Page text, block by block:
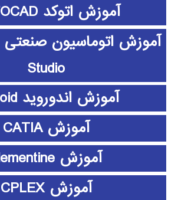
آموزش اتوکد AUTOCAD
Studio
آموزش اندوروید android
آموزش CATIA
آموزش clementine
آموزش CPLEX